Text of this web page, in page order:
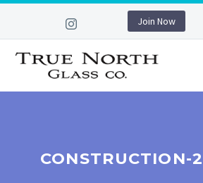
Join Now
CONSTRUCTION-